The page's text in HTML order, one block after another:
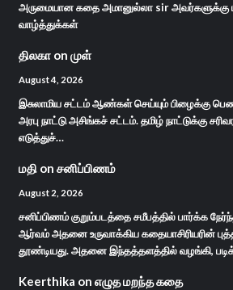
அருமையான கதை அமானுல்லா sir அவர்களுக்கு
வாழ்த்துக்கள்
திலகா on முள்
August 4, 2026
இசுலாமிய சட்டம் ஆண்கள் செய்யும் பிழைக்கு
அரபு நாட்டு அசிங்கச் சட்டம். தமிழ் நாட்டுக்கு
எடுத்துச்…
மதி on சனிப்பிணம்
August 2, 2026
சனிப்பிணம் குறும்படத்தை சமீபத்தில் பார்க்க
ஆர்வம் அதனை உருவாக்கிய கதையாசிரியரின்
தூண்டியது. அதனை இந்தத்தளத்தில் வழங்கி,
Keerthika on எழுத மறந்த கதை